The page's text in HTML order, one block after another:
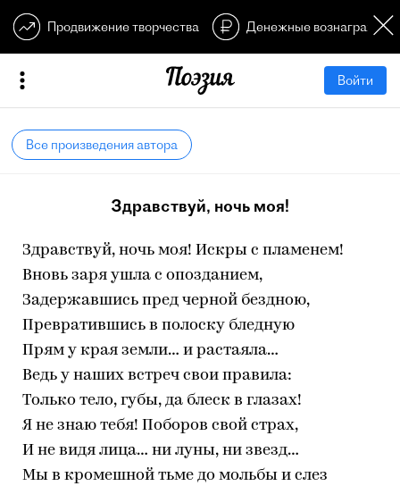
Продвижение творчества Денежные
Войти
Все произведения автора
Здравствуй, ночь моя!
Здравствуй, ночь моя! Искры с пламенем!
Вновь заря ушла с опозданием,
Задержавшись пред черной бездною,
Превратившись в полоску бледную
Прям у края земли… и растаяла…
Ведь у наших встреч свои правила:
Только тело, губы, да блеск в глазах!
Я не знаю тебя! Поборов свой страх,
И не видя лица… ни луны, ни звезд…
Мы в кромешной тьме до мольбы и слез